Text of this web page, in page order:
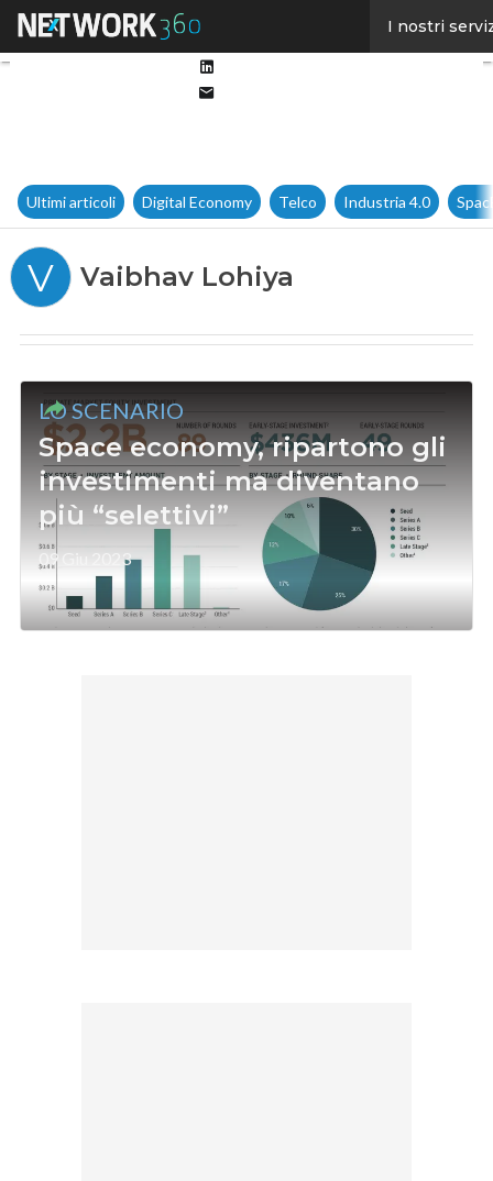
I nostri
Ultimi articoli Digital Economy Telco Industria 4.0
V Vaibhav Lohiya
LO SCENARIO
Space economy, ripartono gli
investimenti ma diventano
più “selettivi”
09 Giu 2023